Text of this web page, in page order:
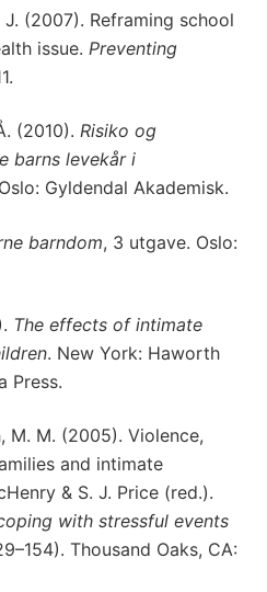
J. (2007). Reframing school
issue. Preventing
(2010). Risiko og
barns levekår i
Gyldendal Akademisk.
barndom, 3 utgave. Oslo:
The effects of intimate
. New York: Haworth
Press.
M. M. (2005). Violence,
and intimate
& S. J. Price (red.).
with stressful events
Thousand Oaks, CA: